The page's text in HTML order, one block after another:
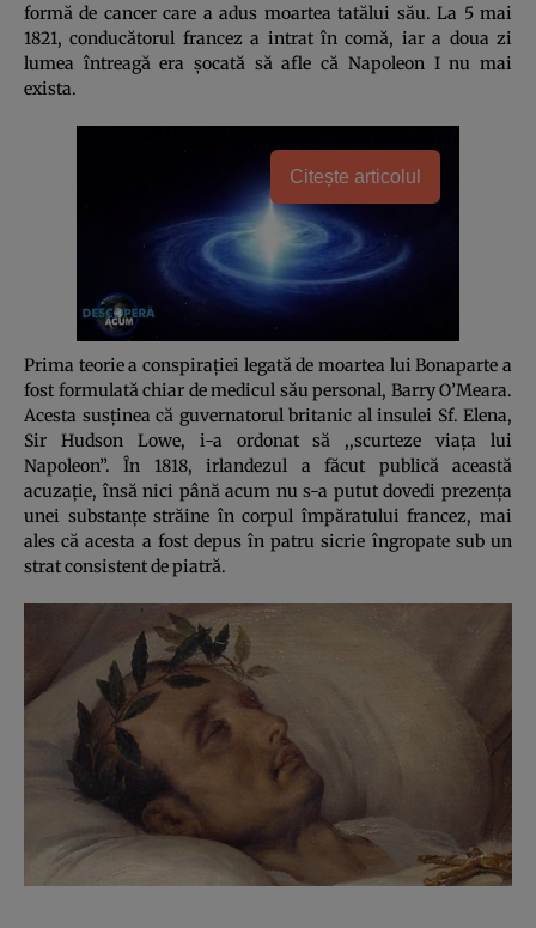
formă de cancer care a adus moartea tatălui său. La 5 mai
1821, conducătorul francez a intrat în comă, iar a doua zi
lumea întreagă era şocată să afle că Napoleon I nu mai
exista.
Citește articolul
Prima teorie a conspiraţiei legată de moartea lui Bonaparte a
fost formulată chiar de medicul său personal, Barry O’Meara.
Acesta susţinea că guvernatorul britanic al insulei Sf. Elena,
Sir Hudson Lowe, i-a ordonat să ,,scurteze viaţa lui
Napoleon”. În 1818, irlandezul a făcut publică această
acuzaţie, însă nici până acum nu s-a putut dovedi prezenţa
unei substanţe străine în corpul împăratului francez, mai
ales că acesta a fost depus în patru sicrie îngropate sub un
strat consistent de piatră.